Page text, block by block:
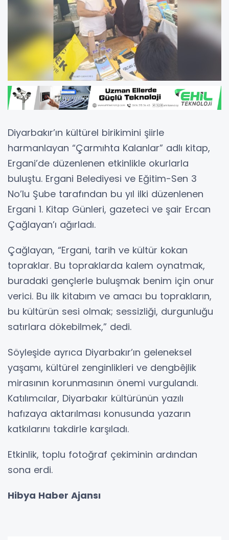
Diyarbakır’ın kültürel birikimini şiirle
harmanlayan “Çarmıhta Kalanlar” adlı kitap,
Ergani’de düzenlenen etkinlikle okurlarla
buluştu. Ergani Belediyesi ve Eğitim-Sen 3
No’lu Şube tarafından bu yıl ilki düzenlenen
Ergani 1. Kitap Günleri, gazeteci ve şair Ercan
Çağlayan’ı ağırladı.
Çağlayan, “Ergani, tarih ve kültür kokan
topraklar. Bu topraklarda kalem oynatmak,
buradaki gençlerle buluşmak benim için onur
verici. Bu ilk kitabım ve amacı bu toprakların,
bu kültürün sesi olmak; sessizliği, durgunluğu
satırlara dökebilmek,” dedi.
Söyleşide ayrıca Diyarbakır’ın geleneksel
yaşamı, kültürel zenginlikleri ve dengbêjlik
mirasının korunmasının önemi vurgulandı.
Katılımcılar, Diyarbakır kültürünün yazılı
hafızaya aktarılması konusunda yazarın
katkılarını takdirle karşıladı.
Etkinlik, toplu fotoğraf çekiminin ardından
sona erdi.
Hibya Haber Ajansı